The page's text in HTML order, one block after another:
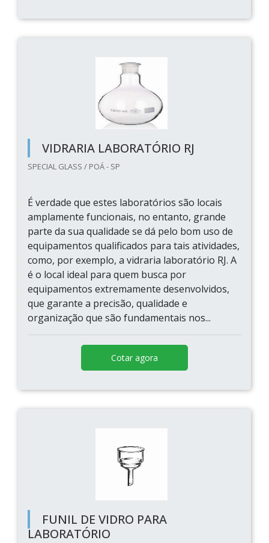
VIDRARIA LABORATÓRIO RJ
SPECIAL GLASS / POÁ - SP
É verdade que estes laboratórios são locais
amplamente funcionais, no entanto, grande
parte da sua qualidade se dá pelo bom uso de
equipamentos qualificados para tais atividades,
como, por exemplo, a vidraria laboratório RJ. A
é o local ideal para quem busca por
equipamentos extremamente desenvolvidos,
que garante a precisão, qualidade e
organização que são fundamentais nos...
Cotar agora
FUNIL DE VIDRO PARA
LABORATÓRIO